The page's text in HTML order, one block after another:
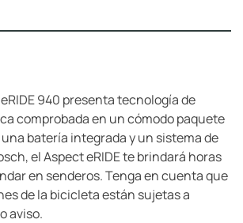
940 presenta tecnología de
comprobada en un cómodo paquete
batería integrada y un sistema de
el Aspect eRIDE te brindará horas
en senderos. Tenga en cuenta que
de la bicicleta están sujetas a
aviso.